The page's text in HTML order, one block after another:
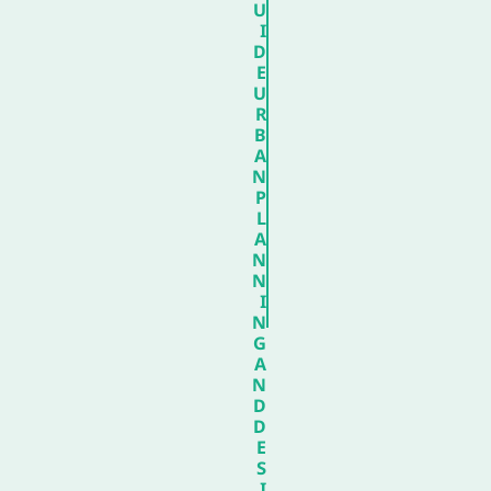
U
I
D
E
U
R
B
A
N
P
L
A
N
N
I
N
G
A
N
D
D
E
S